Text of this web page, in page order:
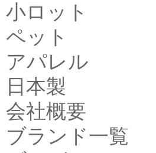
小ロット
ペット
アパレル
日本製
会社概要
ブランド一覧